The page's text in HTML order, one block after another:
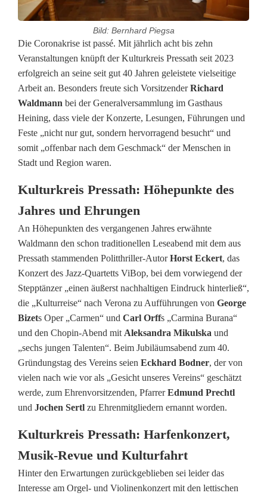
Bild: Bernhard Piegsa
G
e
n
e
r
a
l
v
e
r
s
a
m
m
l
n
g
b
e
Die Coronakrise ist passé. Mit jährlich acht bis zehn
Veranstaltungen knüpft der Kulturkreis Pressath seit 2023
erfolgreich an seine seit gut 40 Jahren geleistete vielseitige
Arbeit an. Besonders freute sich VorsitzenderRichard
Waldmann bei der Generalversammlung im Gasthaus
Heining, dass viele der Konzerte, Lesungen, Führungen und
Feste „nicht nur gut, sondern hervorragend besucht“ und
somit „offenbar nach dem Geschmack“ der Menschen in
Stadt und Region waren.
Kulturkreis Pressath: Höhepunkte des
Jahres und Ehrungen
An Höhepunkten des vergangenen Jahres erwähnte
Waldmann den schon traditionellen Leseabend mit dem aus
Pressath stammenden Politthriller-AutorHorst Eckert, das
Konzert des Jazz-Quartetts ViBop, bei dem vorwiegend der
Stepptänzer „einen äußerst nachhaltigen Eindruck hinterließ“,
die „Kulturreise“ nach Verona zu Aufführungen von George
Bizets Oper „Carmen“ und Carl Orffs „Carmina Burana“
und den Chopin-Abend mit Aleksandra Mikulska und
„sechs jungen Talenten“. Beim Jubiläumsabend zum 40.
Gründungstag des Vereins seien Eckhard Bodner, der von
vielen nach wie vor als „Gesicht unseres Vereins“ geschätzt
werde, zum Ehrenvorsitzenden, PfarrerEdmund Prechtl
und Jochen Sertl zu Ehrenmitgliedern ernannt worden.
Kulturkreis Pressath: Harfenkonzert,
Musik-Revue und Kulturfahrt
Hinter den Erwartungen zurückgeblieben sei leider das
Interesse am Orgel- und Violinenkonzert mit den lettischen